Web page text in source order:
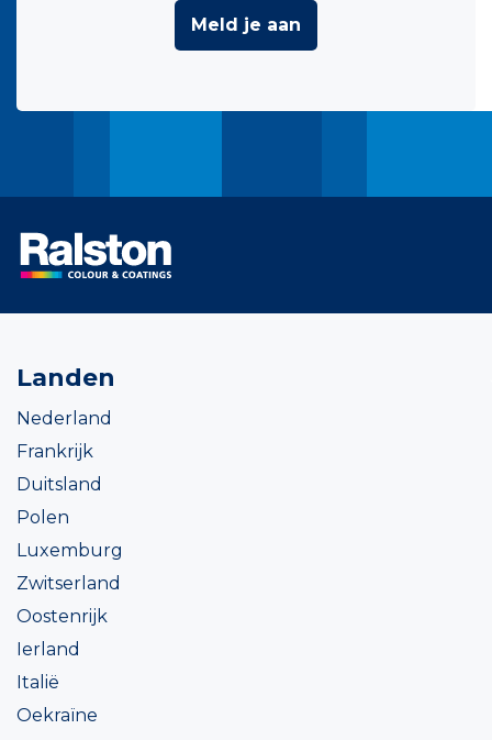
Meld je aan
Landen
Nederland
Frankrijk
Duitsland
Polen
Luxemburg
Zwitserland
Oostenrijk
Ierland
Italië
Oekraïne